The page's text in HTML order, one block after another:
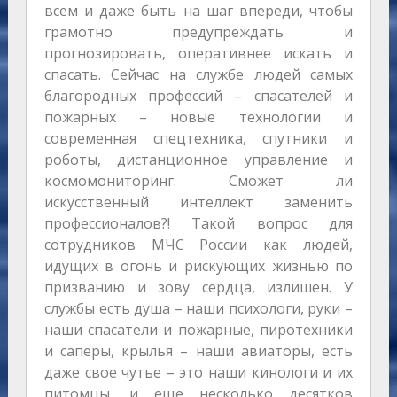
всем и даже быть на шаг впереди, чтобы
грамотно предупреждать и
прогнозировать, оперативнее искать и
спасать. Сейчас на службе людей самых
благородных профессий – спасателей и
пожарных – новые технологии и
современная спецтехника, спутники и
роботы, дистанционное управление и
космомониторинг. Сможет ли
искусственный интеллект заменить
профессионалов?! Такой вопрос для
сотрудников МЧС России как людей,
идущих в огонь и рискующих жизнью по
призванию и зову сердца, излишен. У
службы есть душа – наши психологи, руки –
наши спасатели и пожарные, пиротехники
и саперы, крылья – наши авиаторы, есть
даже свое чутье – это наши кинологи и их